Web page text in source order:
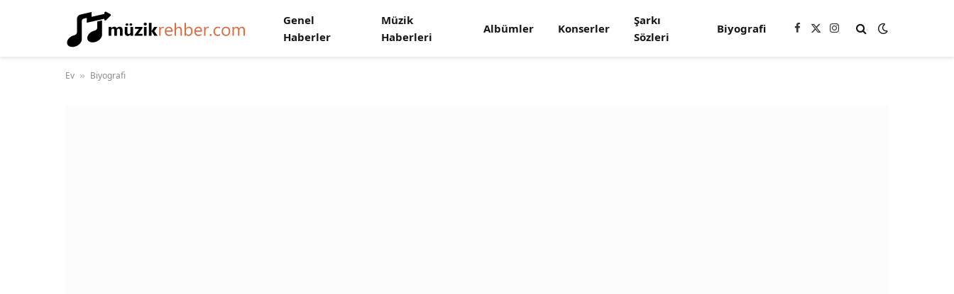
Genel
Haberler
Müzik
Haberleri
Albümler Konserler
Şarkı
Sözleri
Biyografi Facebook
X
Instagram
Ev » Biyografi